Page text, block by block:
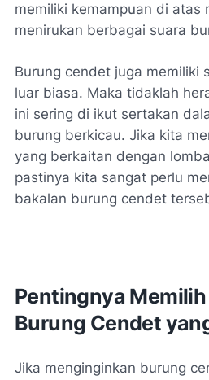
memiliki kemampuan di atas
menirukan berbagai suara
Burung cendet juga memiliki
luar biasa. Maka tidaklah
ini sering di ikut sertakan
burung berkicau. Jika kita
yang berkaitan dengan
pastinya kita sangat perlu
bakalan burung cendet
Pentingnya
Burung Cendet
Jika menginginkan burung